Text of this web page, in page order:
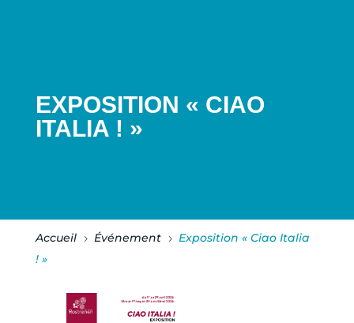
EXPOSITION « CIAO
ITALIA ! »
Accueil 5 Événement 5
Exposition « Ciao Italia
! »